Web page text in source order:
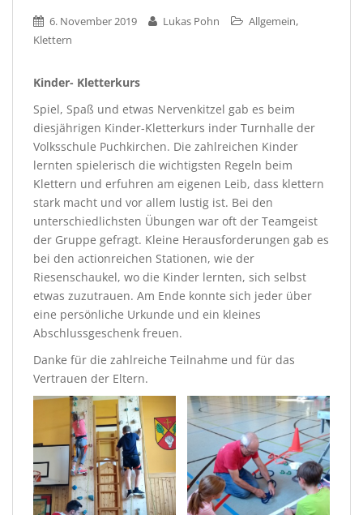
6. November 2019 Lukas Pohn Allgemein,
Klettern
Kinder- Kletterkurs
Spiel, Spaß und etwas Nervenkitzel gab es beim
diesjährigen Kinder-Kletterkurs inder Turnhalle der
Volksschule Puchkirchen. Die zahlreichen Kinder
lernten spielerisch die wichtigsten Regeln beim
Klettern und erfuhren am eigenen Leib, dass klettern
stark macht und vor allem lustig ist. Bei den
unterschiedlichsten Übungen war oft der Teamgeist
der Gruppe gefragt. Kleine Herausforderungen gab es
bei den actionreichen Stationen, wie der
Riesenschaukel, wo die Kinder lernten, sich selbst
etwas zuzutrauen. Am Ende konnte sich jeder über
eine persönliche Urkunde und ein kleines
Abschlussgeschenk freuen.
Danke für die zahlreiche Teilnahme und für das
Vertrauen der Eltern.